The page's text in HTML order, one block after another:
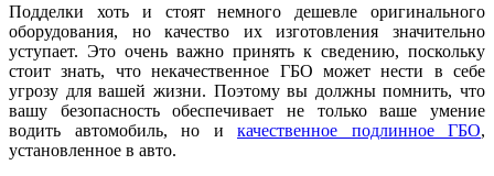
Подделки хоть и стоят немного дешевле оригинального
оборудования, но качество их изготовления значительно
уступает. Это очень важно принять к сведению, поскольку
стоит знать, что некачественное ГБО может нести в себе
угрозу для вашей жизни. Поэтому вы должны помнить, что
вашу безопасность обеспечивает не только ваше умение
водить автомобиль, но и качественное подлинное ГБО,
установленное в авто.